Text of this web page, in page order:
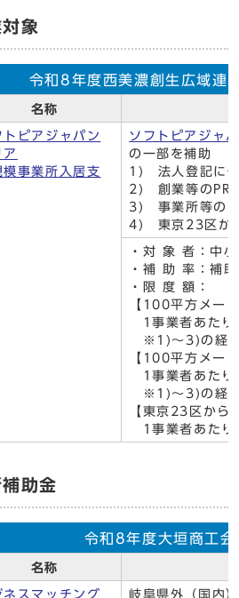
象
令和8年度西美濃創生広域連
名称
トピアジャパン
ア
模事業所入居支
ソフトピアジャ
の一部を補助
1) 法人登記に
2) 創業等のPR
3) 事業所等の開
4) 東京23区か
・対 象 者：中
・補 助 率：補
・限 度 額：
【100平方メー
1事業者あたり
※1)～3)の経費
【100平方メー
1事業者あたり
※1)～3)の経費
【東京23区から
1事業者あたり
助金
令和8年度大垣商工
名称
ネスマッチング
岐阜県外（国内